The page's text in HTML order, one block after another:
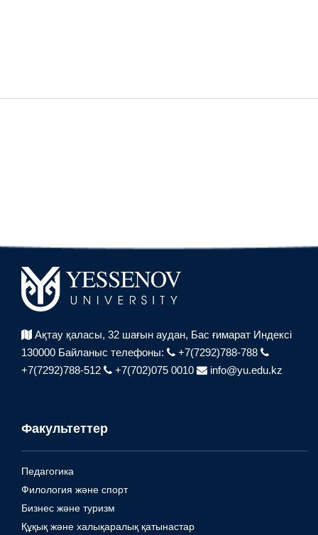
Ақтау қаласы, 32 шағын аудан, Бас ғимарат Индексі
130000 Байланыс телефоны:
+7(7292)788-788
+7(7292)788-512
+7(702)075 0010 info@yu.edu.kz
Факультеттер
Педагогика
Филология және спорт
Бизнес және туризм
Құқық және халықаралық қатынастар